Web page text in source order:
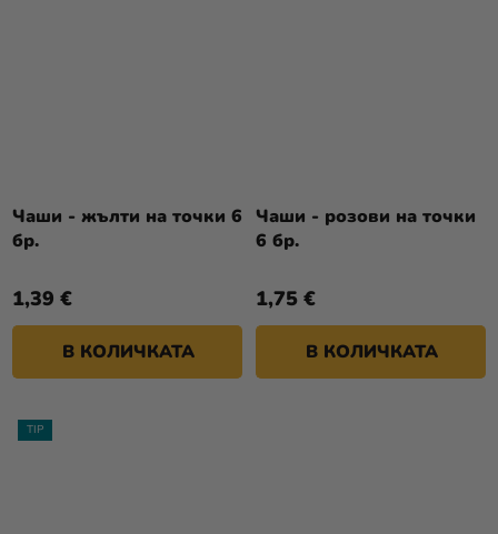
Чаши - жълти на точки 6
бр.
1,39 €
В КОЛИЧКАТА
Чаши - розови на точки
6 бр.
1,75 €
В КОЛИЧКАТА
TIP